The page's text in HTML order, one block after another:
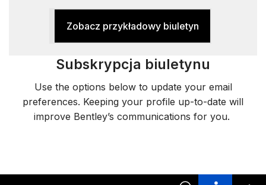
Zobacz przykładowy biuletyn
Subskrypcja biuletynu
Use the options below to update your email
preferences. Keeping your profile up-to-date will
improve Bentley’s communications for you.